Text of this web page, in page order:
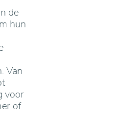
de
hun
Van
voor
of